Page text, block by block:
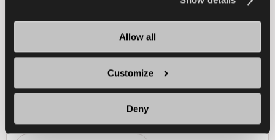
Allow all
Customize
Deny
Goditi la guida tutto l'anno - Guida sicura e
comfort per tutte le stagioni
TUTTE LE STAGIONI